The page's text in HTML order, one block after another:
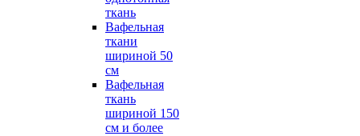
ткань
Вафельная
ткани
шириной 50
см
Вафельная
ткань
шириной 150
см и более